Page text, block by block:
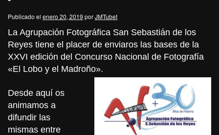
Publicado el enero 20, 2019 porJMTubet
La Agrupación Fotográfica San Sebastián de los
Reyes tiene el placer de enviaros las bases de la
XXVI edición del Concurso Nacional de Fotografía
«El Lobo y el Madroño».
Desde aquí os
animamos a
difundir las
mismas entre